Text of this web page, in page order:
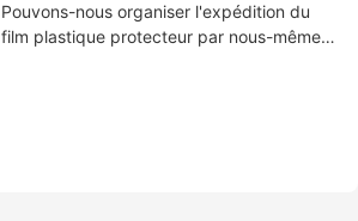
Pouvons-nous organiser l'expédition du
film plastique protecteur par nous-mêmes